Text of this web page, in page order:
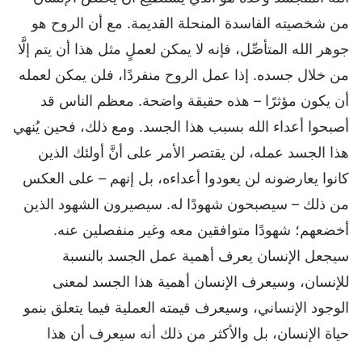
من شخصيته الفاسدة المنحلة القديمة. مع أن الروح هو
جوهر الله المتأصِّل، فإنه لا يمكن لعملٍ مثل هذا أن يتم إلَّا
من خلال جسده. إذا عمل الروح منفردًا، فلن يمكن لعمله
أن يكون مؤثرًا – هذه حقيقة واضحة. معظم الناس قد
أصبحوا أعداء الله بسبب هذا الجسد. ومع ذلك، فحين يُنهي
هذا الجسد عمله، لن يقتصر الأمر على أنَّ أولئك الذين
كانوا يعارضونه لن يعودوا أعداءه، بل إنهم – على العكس
من ذلك – سيصبحون شهودًا له. سيصيرون الشهود الذين
أخضعهم؛ شهودًا متوافقين معه وغير منفصلين عنه.
سيجعل الإنسان يعرف أهمية عمل الجسد بالنسبة
للإنسان، وسيعرف الإنسان أهمية هذا الجسد لمعنى
الوجود الإنساني، وسيعرف قيمته العملية فيما يتعلق بنمو
حياة الإنسان، بل والأكثر من ذلك أنه سيعرف أن هذا